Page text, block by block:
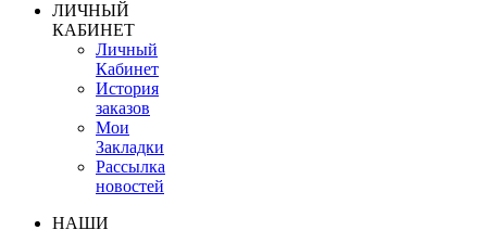
ЛИЧНЫЙ
КАБИНЕТ
Личный
Кабинет
История
заказов
Мои
Закладки
Рассылка
новостей
НАШИ